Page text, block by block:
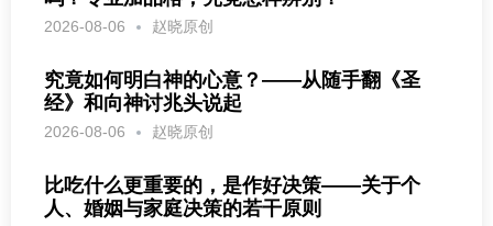
2026-08-06 赵晓原创
究竟如何明白神的心意？——从随手翻《圣
经》和向神讨兆头说起
2026-08-06 赵晓原创
比吃什么更重要的，是作好决策——关于个
人、婚姻与家庭决策的若干原则